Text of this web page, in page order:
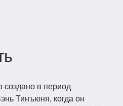
создано в период
Тинъюня, когда он